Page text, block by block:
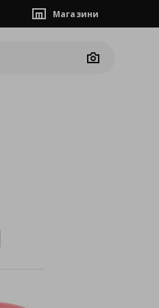
Магазини
Camera